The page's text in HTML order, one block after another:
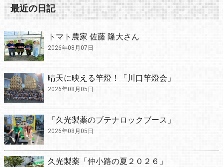
最近の日記
トマト農家 佐藤 隆大さん
2026年08月07日
晴天に映える竿燈！「川口竿燈会」
2026年08月05日
「久光製薬のブテナロックブース」
2026年08月05日
久光製薬「仲小路の夏２０２６」